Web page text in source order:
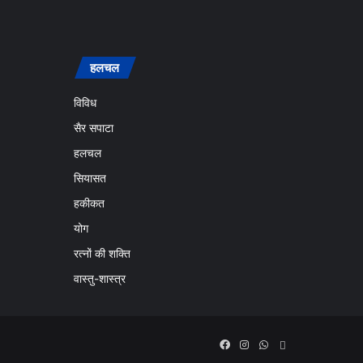
हलचल
विविध
सैर सपाटा
हलचल
सियासत
हकीकत
योग
रत्नों की शक्ति
वास्तु-शास्त्र
Facebook
Instagram
WhatsApp